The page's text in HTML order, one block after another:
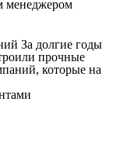
менеджером
За долгие годы
прочные
которые на